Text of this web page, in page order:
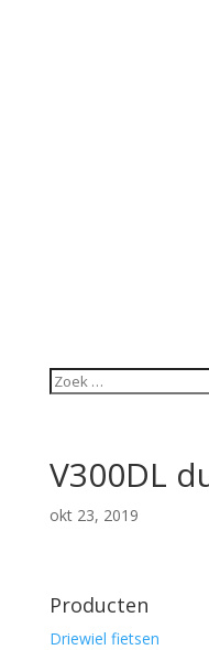
V300DL
okt 23, 2019
Producten
Driewiel fietsen